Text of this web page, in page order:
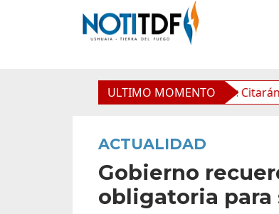
ULTIMO MOMENTO
Leolabs: Citarán a
ACTUALIDAD
Gobierno
obligatoria para